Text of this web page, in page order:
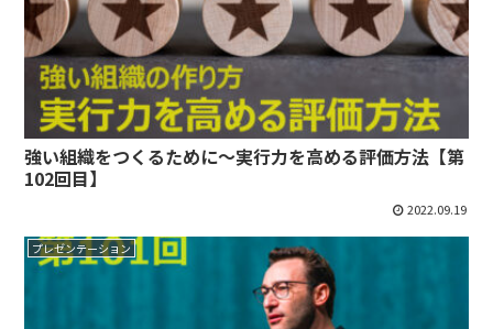
強い組織をつくるために～実行力を高める評価方法【第
102回目】
2022.09.19
プレゼンテーション